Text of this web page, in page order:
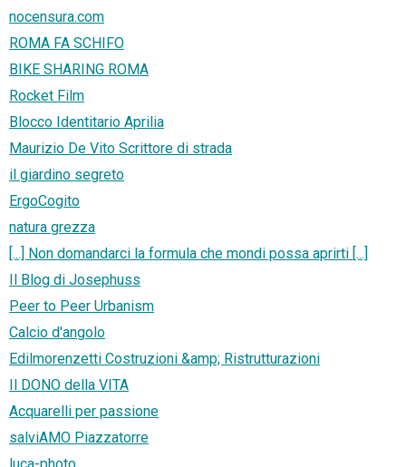
nocensura.com
ROMA FA SCHIFO
BIKE SHARING ROMA
Rocket Film
Blocco Identitario Aprilia
Maurizio De Vito Scrittore di strada
il giardino segreto
ErgoCogito
natura grezza
[...] Non domandarci la formula che mondi possa aprirti [...]
Il Blog di Josephuss
Peer to Peer Urbanism
Calcio d'angolo
Edilmorenzetti Costruzioni &amp; Ristrutturazioni
Il DONO della VITA
Acquarelli per passione
salviAMO Piazzatorre